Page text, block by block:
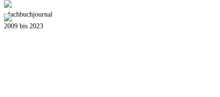
fachbuchjournal
2009 bis 2023